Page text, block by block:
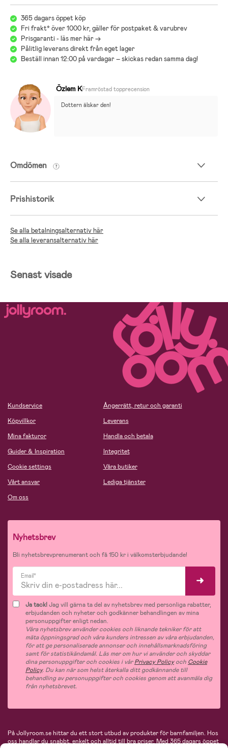
365 dagars öppet köp
Fri frakt* över 1000 kr, gäller för postpaket & varubrev
Prisgaranti - läs mer här ->
Pålitlig leverans direkt från eget lager
Beställ innan 12:00 på vardagar – skickas redan samma dag!
Özlem KFramröstad topprecension
Dottern älskar den!
Omdömen
Prishistorik
Se alla betalningsalternativ här
Se alla leveransalternativ här
Senast visade
Kundservice
Köpvillkor
Mina fakturor
Guider & Inspiration
Cookie settings
Vårt ansvar
Om oss
Ångerrätt, retur och garanti
Leverans
Handla och betala
Integritet
Våra butiker
Lediga tjänster
Nyhetsbrev
Bli nyhetsbrevprenumerant och få 150 kr i välkomsterbjudande!
Email*
Ja tack!Jag vill gärna ta del av nyhetsbrev med personliga rabatter,
erbjudanden och nyheter och godkänner behandlingen av mina
personuppgifter enligt nedan.
Våra nyhetsbrev använder cookies och liknande tekniker för att
mäta öppningsgrad och våra kunders intressen av våra erbjudanden,
för att ge personaliserade annonser och innehållsmarknadsföring
samt för statistikändamål. Läs mer om hur vi använder och skyddar
dina personuppgifter och cookies i vårPrivacy Policyoch Cookie
Policy. Du kan när som helst återkalla ditt godkännande till
behandling av personuppgifter och cookies genom att avanmäla dig
från nyhetsbrevet.
På Jollyroom.se hittar du ett stort utbud av produkter för barnfamiljen. Hos
oss handlar du snabbt, enkelt och alltid till bra priser.Med 365 dagars öppet